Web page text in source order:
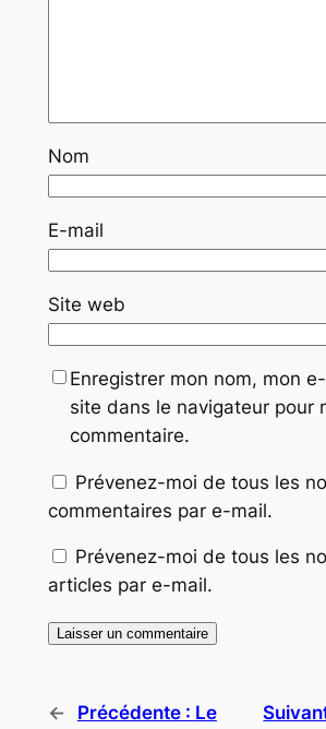
Nom
E-mail
Site web
Enregistrer mon nom, mon
site dans le navigateur pour
commentaire.
Prévenez-moi de tous les
commentaires par e-mail.
Prévenez-moi de tous les
articles par e-mail.
← Précédente : Le